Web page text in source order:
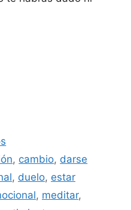
, cambio, darse
, duelo, estar
, meditar,